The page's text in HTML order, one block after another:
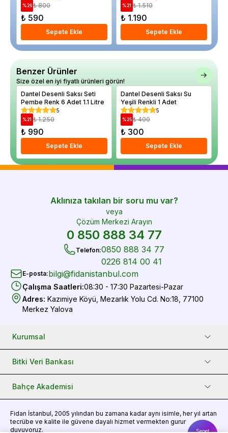
Sepet
%26 ₺ 800
₺ 590
Sepete Ekle
%21 ₺ 1.510
₺ 1.190
Sepete Ekle
Benzer Ürünler
Size özel en iyi fiyatlı ürünleri görün!
Dantel Desenli Saksı Seti
Pembe Renk 6 Adet 1.1 Litre
5
%21 ₺ 1.250
₺ 990
Sepete Ekle
Dantel Desenli Saksı Su
Yeşili Renkli 1 Adet
5
%25 ₺ 400
₺ 300
Sepete Ekle
Aklınıza takılan bir soru mu var?
veya
Çözüm Merkezi Arayın
0 850 888 34 77
Telefon:0850 888 34 77
0226 814 00 41
E-posta:bilgi@fidanistanbul.com
Çalışma Saatleri:08:30 - 17:30 Pazartesi-Pazar
Adres: Kazımiye Köyü, Mezarlık Yolu Cd. No:18, 77100
Merkez Yalova
Kurumsal
Bitki Veri Bankası
Bahçe Akademisi
Fidan İstanbul, 2005 yılından bu zamana kadar aynı isimle, her yıl artan
tecrübe ve kalite ile güvene dayalı hizmet vermekten gurur
duyuyoruz.